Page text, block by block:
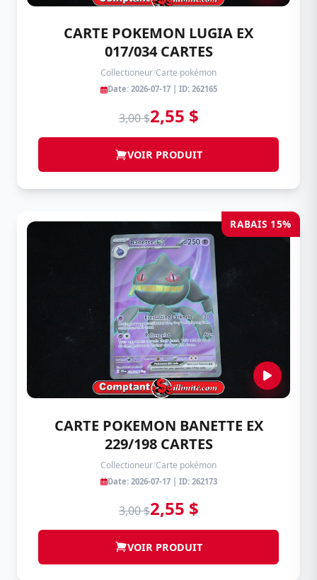
CARTE POKEMON LUGIA EX
017/034 CARTES
Collectioneur/Carte pokémon
Date: 2026-07-17 | ID: 262165
3,00 $2,55 $
VOIR PRODUIT
RABAIS 15%
CARTE POKEMON BANETTE EX
229/198 CARTES
Collectioneur/Carte pokémon
Date: 2026-07-17 | ID: 262173
3,00 $2,55 $
VOIR PRODUIT